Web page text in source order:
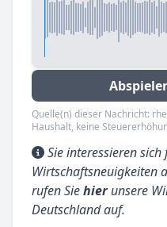
Quelle(n) dieser Nachricht:
Haushalt, keine
Sie interessieren
Wirtschaftsneuigkeiten
rufen Siehierunsere
Deutschland auf.